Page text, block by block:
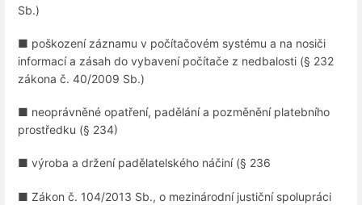
Sb.)
■ poškození záznamu v počítačovém systému a na nosiči
informací a zásah do vybavení počítače z nedbalosti (§ 232
zákona č. 40/2009 Sb.)
■ neoprávněné opatření, padělání a pozměnění platebního
prostředku (§ 234)
■ výroba a držení padělatelského náčiní (§ 236
■ Zákon č. 104/2013 Sb., o mezinárodní justiční spolupráci